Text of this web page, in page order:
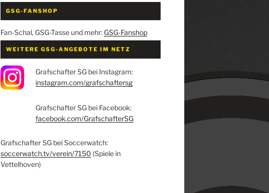
GSG-FANSHOP
Fan-Schal, GSG-Tasse und mehr: GSG-Fanshop
WEITERE GSG-ANGEBOTE IM NETZ
Grafschafter SG bei Instagram:
instagram.com/grafschaftersg
Grafschafter SG bei Facebook:
facebook.com/GrafschafterSG
Grafschafter SG bei Soccerwatch:
soccerwatch.tv/verein/7150 (Spiele in
Vettelhoven)